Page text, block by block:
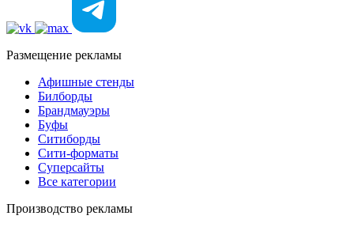
Размещение рекламы
Афишные стенды
Билборды
Брандмауэры
Буфы
Ситиборды
Сити-форматы
Суперсайты
Все категории
Производство рекламы